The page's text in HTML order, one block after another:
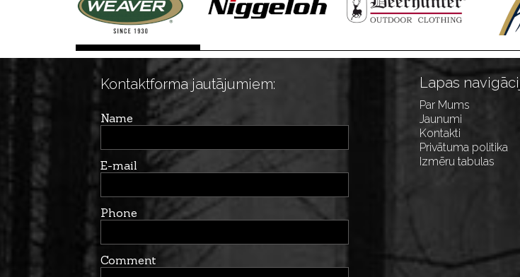
Kontaktforma jautājumiem:
Name
E-mail
Phone
Comment
Lapas
Par Mums
Jaunumi
Kontakti
Privātuma politika
Izmēru tabulas